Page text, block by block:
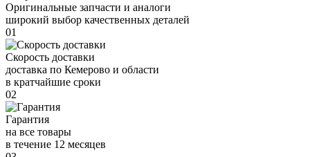
Оригинальные запчасти и аналоги
широкий выбор качественных деталей
01
Скорость доставки
доставка по Кемерово и области
в кратчайшие сроки
02
Гарантия
на все товары
в течение 12 месяцев